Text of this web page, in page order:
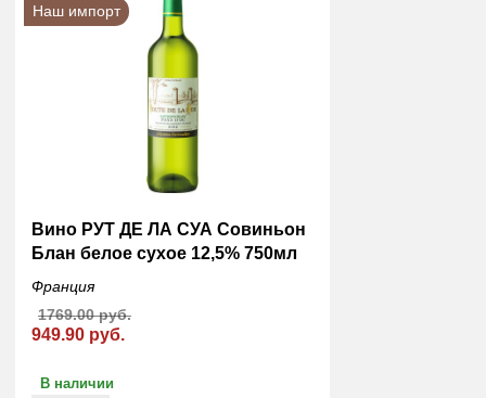
Наш импорт
Вино РУТ ДЕ ЛА СУА Совиньон
Блан белое сухое 12,5% 750мл
Франция
949.90 руб.
1769.00 руб.
В наличии